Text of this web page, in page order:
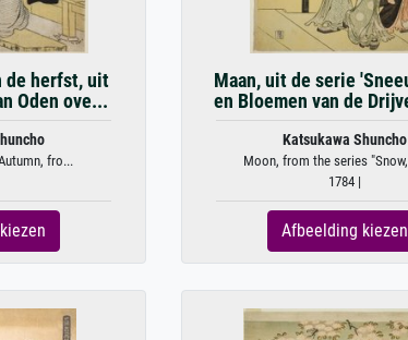
de herfst, uit
Oden ove...
fro...
Maan, uit de serie
en Bloemen van de
Katsukawa Shuncho
Moon, from the series
1784 |
Afbeelding kiezen